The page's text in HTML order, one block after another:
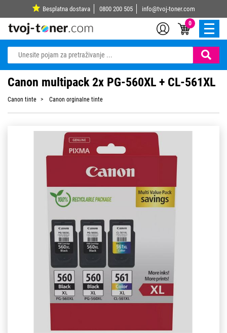
Besplatna dostava 0800 200 505 info@tvoj-toner.com
0
Canon multipack 2x PG-560XL + CL-561XL
Canon tinte Canon orginalne tinte